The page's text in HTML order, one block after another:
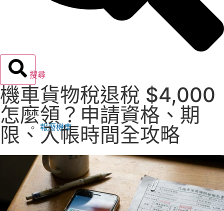
報廢機車
搜尋
機車貨物稅退稅 $4,000
怎麼領？申請資格、期
限、入帳時間全攻略